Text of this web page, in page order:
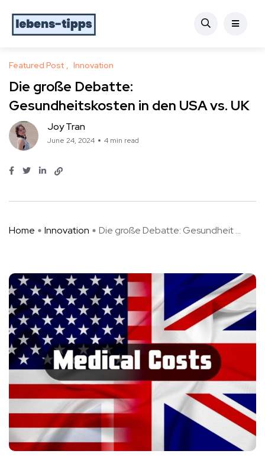
Featured Post Innovation
Die große Debatte:
Gesundheitskosten in den USA vs. UK
Joy Tran
June 24, 2024 4 min read
Home Innovation Die große Debatte: Gesundheit ...